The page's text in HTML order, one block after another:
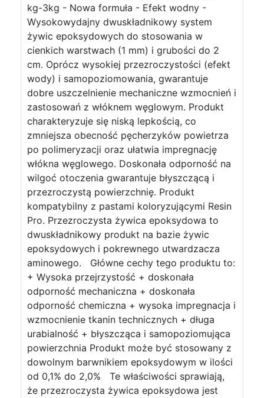
kg-3kg - Nowa formuła - Efekt wodny -
Wysokowydajny dwuskładnikowy system
żywic epoksydowych do stosowania w
cienkich warstwach (1 mm) i grubości do 2
cm. Oprócz wysokiej przezroczystości (efekt
wody) i samopoziomowania, gwarantuje
dobre uszczelnienie mechaniczne wzmocnień i
zastosowań z włóknem węglowym. Produkt
charakteryzuje się niską lepkością, co
zmniejsza obecność pęcherzyków powietrza
po polimeryzacji oraz ułatwia impregnację
włókna węglowego. Doskonała odporność na
wilgoć otoczenia gwarantuje błyszczącą i
przezroczystą powierzchnię. Produkt
kompatybilny z pastami koloryzującymi Resin
Pro. Przezroczysta żywica epoksydowa to
dwuskładnikowy produkt na bazie żywic
epoksydowych i pokrewnego utwardzacza
aminowego. Główne cechy tego produktu to:
+ Wysoka przejrzystość + doskonała
odporność mechaniczna + doskonała
odporność chemiczna + wysoka impregnacja i
wzmocnienie tkanin technicznych + długa
urabialność + błyszcząca i samopoziomująca
powierzchnia Produkt może być stosowany z
dowolnym barwnikiem epoksydowym w ilości
od 0,1% do 2,0% Te właściwości sprawiają,
że przezroczysta żywica epoksydowa jest